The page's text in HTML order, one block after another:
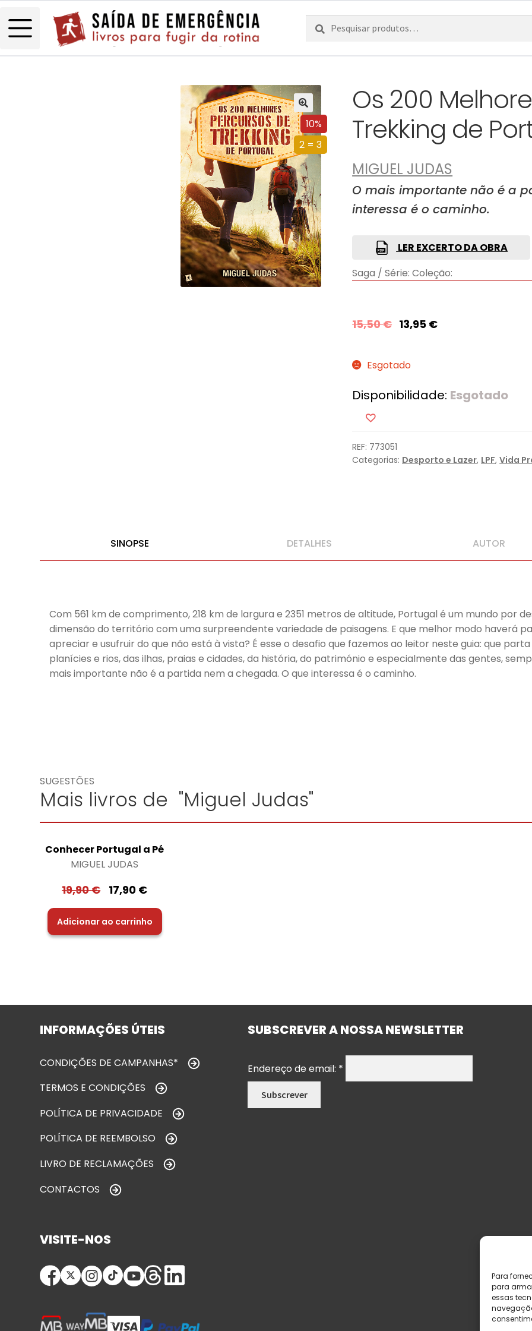
Para
para
essas
Pesquisar
por:
Pesquisa
10%
2 = 3
Os 200
Trekking de
MIGUEL JUDAS
O mais importante não é a
interessa é o caminho.
LER EXCERTO DA OBRA
Saga / Série: Coleção:
15,50€ 13,95 €
Esgotado
Disponibilidade: Esgotado
REF: 773051
Categorias: Desporto e Lazer, LPF,Vida
SINOPSE DETALHES AUTOR
Com 561 km de comprimento, 218 km de largura e 2351 metros de altitude, Portugal é um mundo por
dimensão do território com uma surpreendente variedade de paisagens. E que melhor modo haverá
apreciar e usufruir do que não está à vista? É esse o desafio que fazemos ao leitor neste guia: que
planícies e rios, das ilhas, praias e cidades, da história, do património e especialmente das gentes,
mais importante não é a partida nem a chegada. O que interessa é o caminho.
SUGESTÕES
Mais livros de "Miguel Judas"
Conhecer Portugal a Pé
MIGUEL JUDAS
19,90€ 17,90 €
Adicionar ao carrinho
INFORMAÇÕES ÚTEIS
CONDIÇÕES DE CAMPANHAS*
TERMOS E CONDIÇÕES
POLÍTICA DE PRIVACIDADE
POLÍTICA DE REEMBOLSO
LIVRO DE RECLAMAÇÕES
CONTACTOS
SUBSCREVER A NOSSA NEWSLETTER
Endereço de email: *
VISITE-NOS